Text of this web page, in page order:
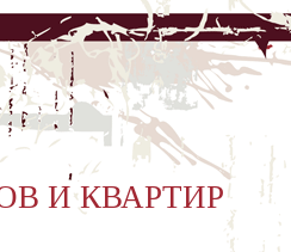
И КВАРТИР